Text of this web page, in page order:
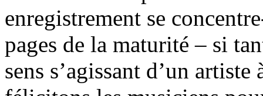
enregistrement se
pages de la maturité – si
sens s’agissant d’un